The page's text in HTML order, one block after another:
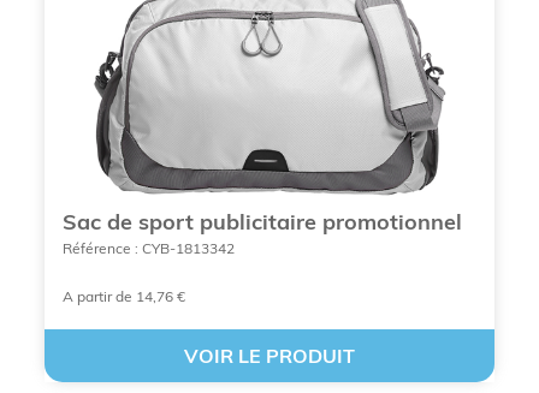
Ils assurent une exposition répétée du logo
auprès d’un public varié.
Ils véhiculent une image professionnelle et
organisée.
Ils offrent un excellent rapport entre coût et
durée de visibilité.
une logique de rentabilité à long terme, bien
à usage unique.
Sac de sport publicitaire promotionnel
Référence : CYB-1813342
A partir de 14,76 €
VOIR LE PRODUIT